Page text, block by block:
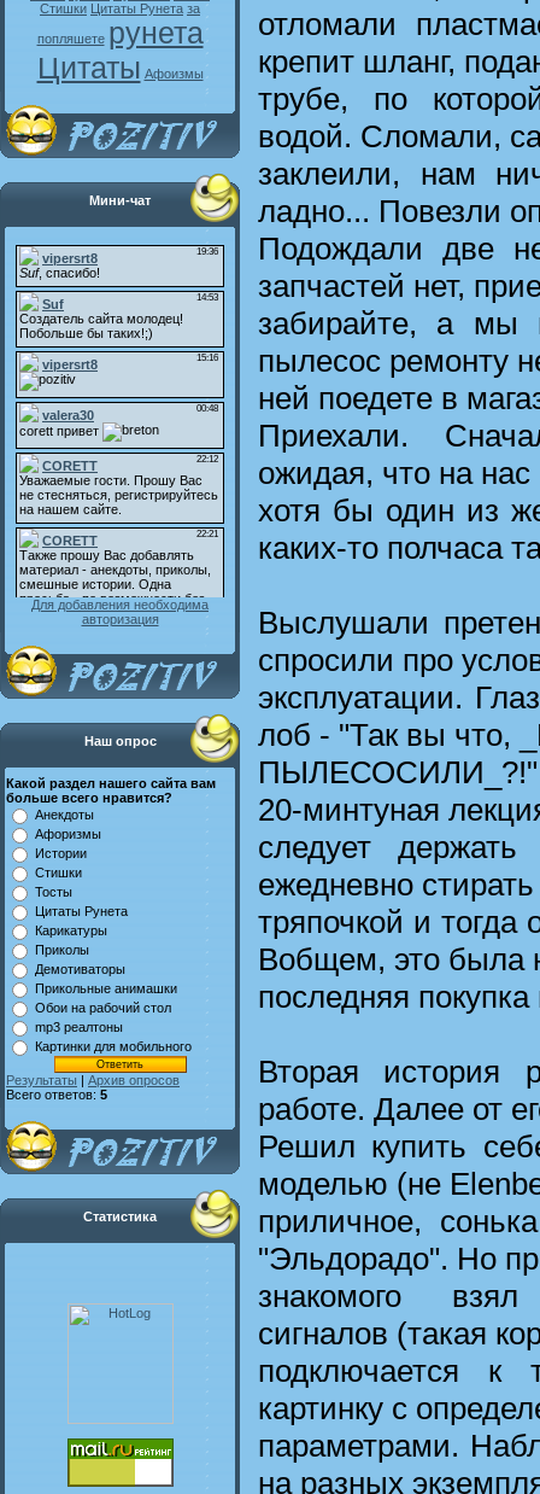
Стишки Цитаты Рунета за
попляшете рунета
Цитаты Афоизмы
Мини-чат
Для добавления необходима
авторизация
Наш опрос
Какой раздел нашего сайта вам
больше всего нравится?
Анекдоты
Афоризмы
Истории
Стишки
Тосты
Цитаты Рунета
Карикатуры
Приколы
Демотиваторы
Прикольные анимашки
Обои на рабочий стол
mp3 реалтоны
Картинки для мобильного
Результаты | Архив опросов
Всего ответов: 5
Статистика
отломали
крепит шланг,
трубе, по
водой. Сломали,
заклеили, нам
ладно... Повезли
Подождали две
запчастей нет,
забирайте, а мы
пылесос ремонту
ней поедете в
Приехали.
ожидая, что на
хотя бы один из
каких-то полчаса
Выслушали
спросили про
эксплуатации.
лоб - "Так вы что,
ПЫЛЕСОСИЛИ_?!"
20-минтуная
следует
ежедневно
тряпочкой и тогда
Вобщем, это была
последняя
Вторая история
работе. Далее от
Решил купить
моделью (не
приличное,
"Эльдорадо". Но
знакомого
сигналов (такая
подключается к
картинку с
параметрами.
на разных